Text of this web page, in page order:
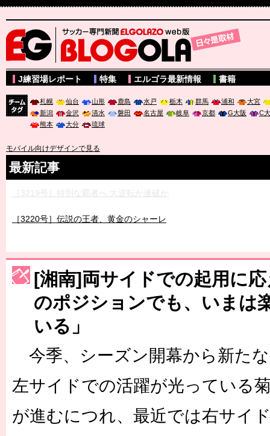
サッカー専門新聞ELGOLAZO web版 BLOGOLA
J練習場レポート 特集 エルゴラ最新情報 書籍
札幌 仙台 山形 鹿島 水戸 栃木 群馬 浦和
大宮
新潟
金沢 清水 磐田 名古屋 岐阜 京都 G大阪
C
熊本
大分 琉球
モバイル向けデザインで見る
最新記事
［3219号］特別な覇者へ 大逆転か連破か
［3220号］伝説の王者、黄金のシャーレ
［3230号］世界一への夢は終わらない
［3223号］一丸。日本出陣
［3222号］史上最大のW杯開幕 注目は「個」
長谷川 アーリアジャスールさんがシンポジウム「気候変動から命
[湘南]両サイドでの起用に
のポジションでも、いまは
いる」
今季、シーズン開幕から新た
左サイドでの活躍が光っている
が進むにつれ、最近では右サイ